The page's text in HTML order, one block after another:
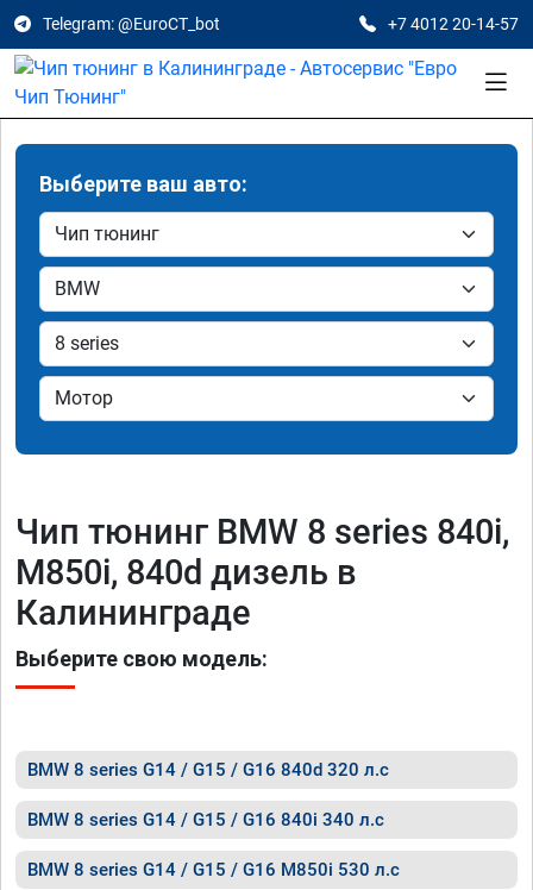
Telegram: @EuroCT_bot +7 4012 20-14-57
Выберите ваш авто:
Чип тюнинг BMW 8 series 840i,
M850i, 840d дизель в
Калининграде
Выберите свою модель:
BMW 8 series G14 / G15 / G16 840d 320 л.с
BMW 8 series G14 / G15 / G16 840i 340 л.с
BMW 8 series G14 / G15 / G16 M850i 530 л.с